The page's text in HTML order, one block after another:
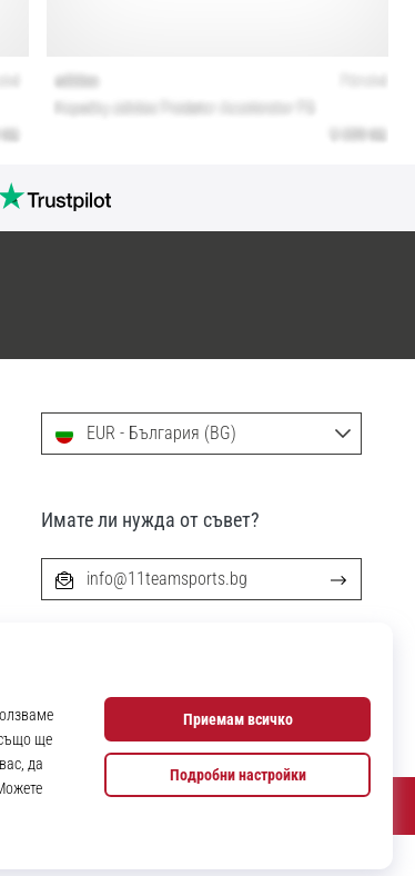
EUR - България (BG)
Имате ли нужда от съвет?
info@11teamsports.bg